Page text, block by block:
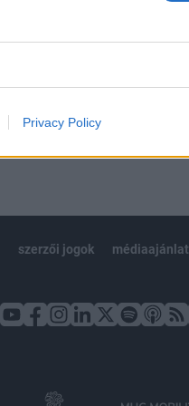
Privacy Policy
szerzői jogok médiaajánlat